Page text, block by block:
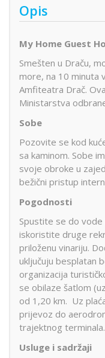
Opis
My Home Guest
Smešten u Draču,
more, na 10 minuta
Amfiteatra Drač.
Ministarstva
Sobe
Pozovite se kod
sa kaminom. Sobe
svoje obroke u
bežični pristup
Pogodnosti
Spustite se do vode
iskoristite druge
priloženu vinariju.
uključuju besplatan
organizacija
se obilaze šatlom
od 1,20 km. Uz
prijevoz do
trajektnog terminala.
Usluge i sadržaji